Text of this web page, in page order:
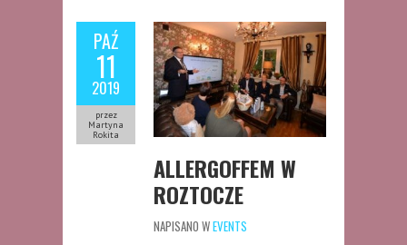
PAŹ
11
2019
przez
Martyna
Rokita
ALLERGOFFEM W
ROZTOCZE
NAPISANO WEVENTS